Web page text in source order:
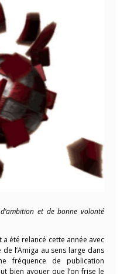
et de bonne volonté
a été relancé cette année avec
l’Amiga au sens large dans
fréquence de publication
bien avouer que l’on frise le